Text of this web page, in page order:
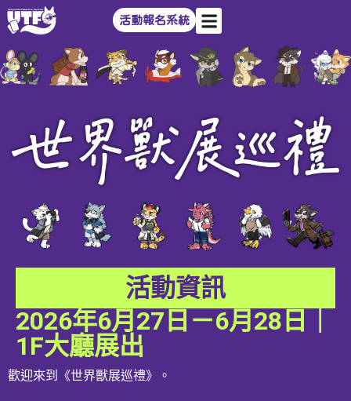
活動報名系統
活動資訊
2026年6月27日－6月28日｜
1F大廳展出
歡迎來到《世界獸展巡禮》。